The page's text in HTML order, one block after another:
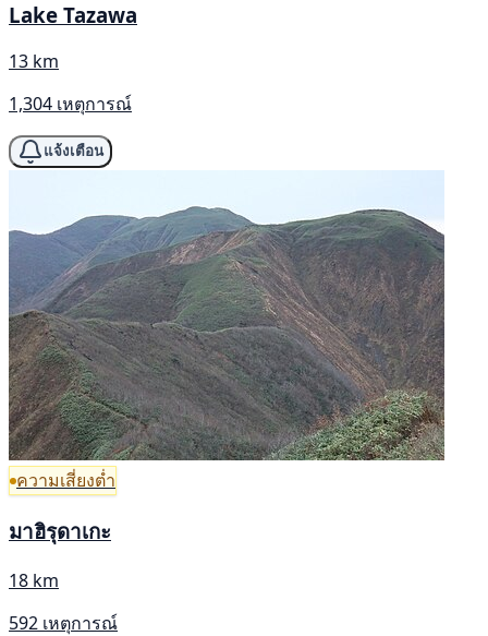
Lake Tazawa
13 km
1,304 เหตุการณ์
แจ้งเตือน
ความเสี่ยงต่ำ
มาฮิรุดาเกะ
18 km
592 เหตุการณ์